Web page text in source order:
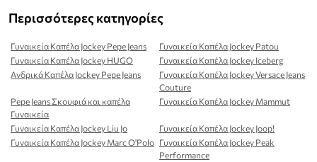
Περισσότερες κατηγορίες
Γυναικεία Καπέλα Jockey Pepe Jeans
Γυναικεία Καπέλα Jockey Patou
Γυναικεία Καπέλα Jockey HUGO
Γυναικεία Καπέλα Jockey Iceberg
Ανδρικά Καπέλα Jockey Pepe Jeans
Γυναικεία Καπέλα Jockey Versace Jeans
Couture
Pepe Jeans Σκουφιά και καπέλα
Γυναικεία
Γυναικεία Καπέλα Jockey Mammut
Γυναικεία Καπέλα Jockey Liu Jo
Γυναικεία Καπέλα Jockey Joop!
Γυναικεία Καπέλα Jockey Marc O'Polo Γυναικεία Καπέλα Jockey Peak
Performance